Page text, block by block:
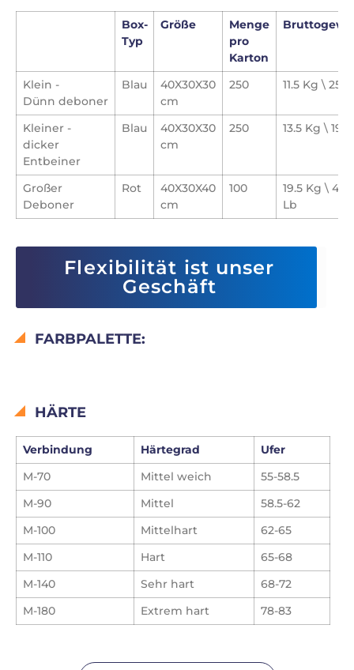
Box-
Typ
Größe
Menge
pro
Karton
Klein -
Dünn deboner
Blau
40X30X30
cm
250 11.5 Kg \
Kleiner -
dicker
Entbeiner
Blau
40X30X30
cm
250 13.5 Kg \
Großer
Deboner
Rot
40X30X40
cm
100
19.5 Kg \ 42.9
Lb
Flexibilität ist unser
Geschäft
FARBPALETTE:
HÄRTE
Verbindung Härtegrad
Ufer
M-70
Mittel weich
55-58.5
M-90
Mittel
58.5-62
M-100
Mittelhart
62-65
M-110
Hart
65-68
M-140
Sehr hart
68-72
M-180
Extrem hart 78-83